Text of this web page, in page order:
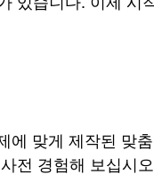
에 맞게 제작된 맞
전 경험해 보십시